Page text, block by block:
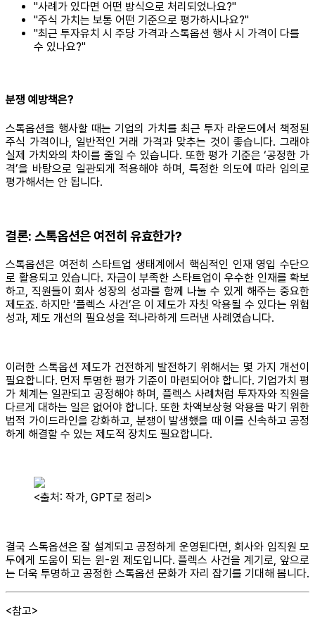
"사례가 있다면 어떤 방식으로 처리되었나요?"
"주식 가치는 보통 어떤 기준으로 평가하시나요?"
"최근 투자유치 시 주당 가격과 스톡옵션 행사 시 가격이 다를
수 있나요?"
분쟁 예방책은?
스톡옵션을 행사할 때는 기업의 가치를 최근 투자 라운드에서 책정된
주식 가격이나, 일반적인 거래 가격과 맞추는 것이 좋습니다. 그래야
실제 가치와의 차이를 줄일 수 있습니다. 또한 평가 기준은 ‘공정한 가
격’을 바탕으로 일관되게 적용해야 하며, 특정한 의도에 따라 임의로
평가해서는 안 됩니다.
결론: 스톡옵션은 여전히 유효한가?
스톡옵션은 여전히 스타트업 생태계에서 핵심적인 인재 영입 수단으
로 활용되고 있습니다. 자금이 부족한 스타트업이 우수한 인재를 확보
하고, 직원들이 회사 성장의 성과를 함께 나눌 수 있게 해주는 중요한
제도죠. 하지만 ‘플렉스 사건’은 이 제도가 자칫 악용될 수 있다는 위험
성과, 제도 개선의 필요성을 적나라하게 드러낸 사례였습니다.
이러한 스톡옵션 제도가 건전하게 발전하기 위해서는 몇 가지 개선이
필요합니다. 먼저 투명한 평가 기준이 마련되어야 합니다. 기업가치 평
가 체계는 일관되고 공정해야 하며, 플렉스 사례처럼 투자자와 직원을
다르게 대하는 일은 없어야 합니다. 또한 차액보상형 악용을 막기 위한
법적 가이드라인을 강화하고, 분쟁이 발생했을 때 이를 신속하고 공정
하게 해결할 수 있는 제도적 장치도 필요합니다.
<출처: 작가, GPT로 정리>
결국 스톡옵션은 잘 설계되고 공정하게 운영된다면, 회사와 임직원 모
두에게 도움이 되는 윈-윈 제도입니다. 플렉스 사건을 계기로, 앞으로
는 더욱 투명하고 공정한 스톡옵션 문화가 자리 잡기를 기대해 봅니다.
<참고>